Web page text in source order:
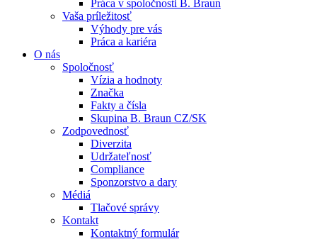
Práca v spoločnosti B. Braun
Vaša príležitosť
Výhody pre vás
Práca a kariéra
O nás
Spoločnosť
Vízia a hodnoty
Značka
Fakty a čísla
Skupina B. Braun CZ/SK
Zodpovednosť
Diverzita
Udržateľnosť
Compliance
Sponzorstvo a dary
Médiá
Tlačové správy
Kontakt
Kontaktný formulár